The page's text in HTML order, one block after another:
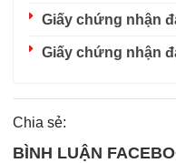
Giấy chứng nhận
Giấy chứng nhận
Chia sẻ:
BÌNH LUẬN